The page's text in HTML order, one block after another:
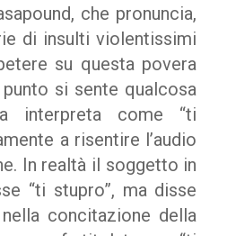
, che pronuncia,
di insulti violentissimi
su questa povera
si sente qualcosa
interpreta come “ti
a risentire l’audio
. In realtà il soggetto in
“ti stupro”, ma disse
concitazione della